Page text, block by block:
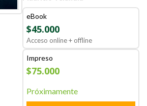
eBook
$45.000
Acceso online + offline
Impreso
$75.000
Próximamente